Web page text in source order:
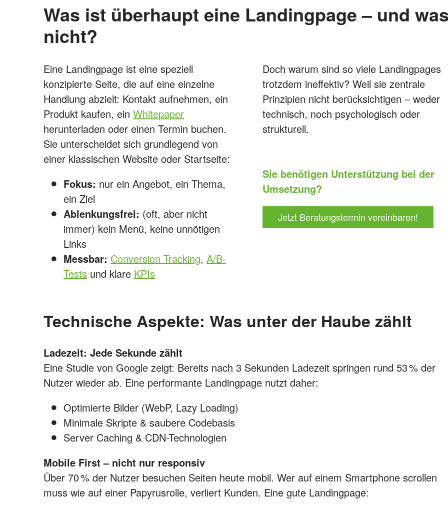
Was ist überhaupt eine Landingpage – und was
nicht?
Eine Landingpage ist eine speziell
konzipierte Seite, die auf eine einzelne
Handlung abzielt: Kontakt aufnehmen, ein
Produkt kaufen, ein Whitepaper
herunterladen oder einen Termin buchen.
Sie unterscheidet sich grundlegend von
einer klassischen Website oder Startseite:
Fokus: nur ein Angebot, ein Thema,
ein Ziel
Ablenkungsfrei: (oft, aber nicht
immer) kein Menü, keine unnötigen
Links
Messbar: Conversion Tracking, A/B-
Tests und klare KPIs
Doch warum sind so viele Landingpages
trotzdem ineffektiv? Weil sie zentrale
Prinzipien nicht berücksichtigen – weder
technisch, noch psychologisch oder
strukturell.
Sie benötigen Unterstützung bei der
Umsetzung?
Jetzt Beratungstermin vereinbaren!
Technische Aspekte: Was unter der Haube zählt
Ladezeit: Jede Sekunde zählt
Eine Studie von Google zeigt: Bereits nach 3 Sekunden Ladezeit springen rund 53 % der
Nutzer wieder ab. Eine performante Landingpage nutzt daher:
Optimierte Bilder (WebP, Lazy Loading)
Minimale Skripte & saubere Codebasis
Server Caching & CDN-Technologien
Mobile First – nicht nur responsiv
Über 70 % der Nutzer besuchen Seiten heute mobil. Wer auf einem Smartphone scrollen
muss wie auf einer Papyrusrolle, verliert Kunden. Eine gute Landingpage: